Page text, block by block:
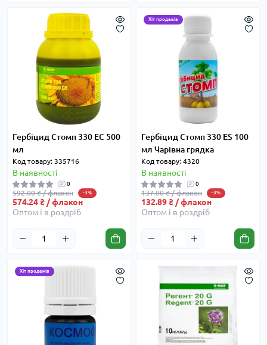
Гербіцид Стомп 330 EC 500
мл
Код товару: 335716
В наявності
0
592.00 ₴ / флакон -3%
574.24 ₴ / флакон
Оптом і в роздріб
Хіт продажів
Гербіцид Стомп 330 ES 100
мл Чарівна грядка
Код товару: 4320
В наявності
0
137.00 ₴ / флакон -3%
132.89 ₴ / флакон
Оптом і в роздріб
Хіт продажів